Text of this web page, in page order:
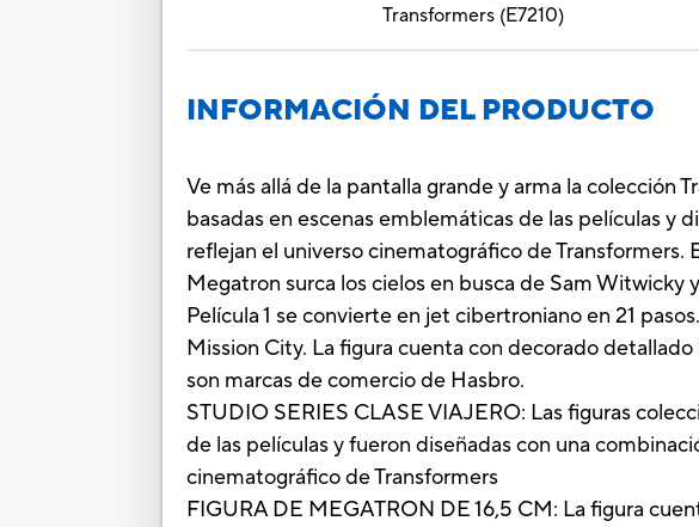
Transformers (E7210)
INFORMACIÓN DEL PRODUCTO
Ve más allá de la pantalla grande y arma la colección
basadas en escenas emblemáticas de las películas y
reflejan el universo cinematográfico de Transformers.
Megatron surca los cielos en busca de Sam
Película 1 se convierte en jet cibertroniano en 21
Mission City. La figura cuenta con decorado
son marcas de comercio de Hasbro.
STUDIO SERIES CLASE VIAJERO: Las figuras
de las películas y fueron diseñadas con una
cinematográfico de Transformers
FIGURA DE MEGATRON DE 16,5 CM: La figura